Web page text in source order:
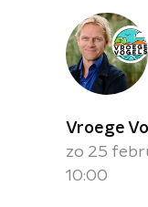
Vroege
zo 25
10:00